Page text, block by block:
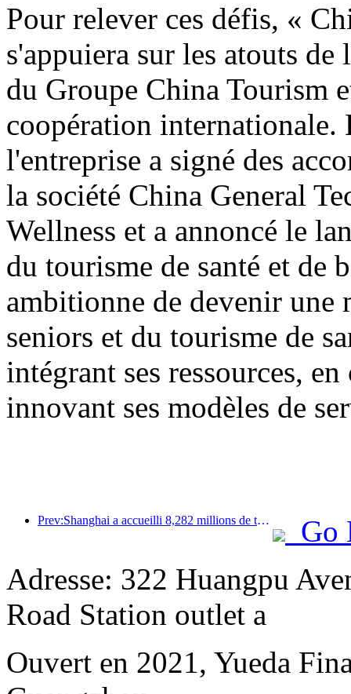
Pour relever ces défis, «
s'appuiera sur les atouts
du Groupe China Tourism
coopération internationale.
l'entreprise a signé des
la société China General
Wellness et a annoncé le
du tourisme de santé et de
ambitionne de devenir une
seniors et du tourisme de
intégrant ses ressources,
innovant ses modèles de
Prev:Shanghai a accueilli 8,282 millions de touristes étrangers au cours des onze premiers mois de l'année, dépassant ainsi les prévisions initiales.
Go
Adresse: 322 Huangpu
Road Station outlet a
Ouvert en 2021, Yueda